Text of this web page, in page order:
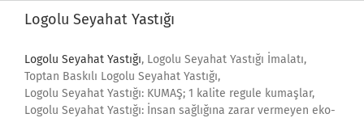
Logolu Seyahat Yastığı
Logolu Seyahat Yastığı, Logolu Seyahat Yastığı İmalatı,
Toptan Baskılı Logolu Seyahat Yastığı,
Logolu Seyahat Yastığı: KUMAŞ; 1 kalite regule kumaşlar,
Logolu Seyahat Yastığı: İnsan sağlığına zarar vermeyen eko-